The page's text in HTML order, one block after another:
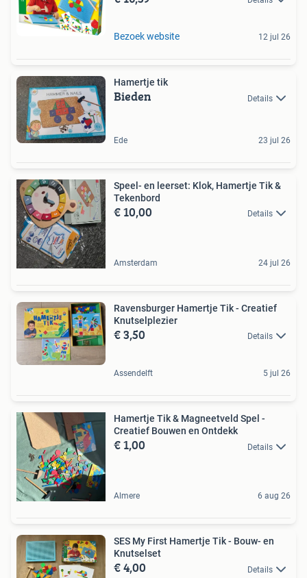
Bezoek website 12 jul 26
Hamertje tik
Bieden Details
Ede 23 jul 26
Speel- en leerset: Klok, Hamertje Tik &
Tekenbord
€ 10,00 Details
Amsterdam 24 jul 26
Ravensburger Hamertje Tik - Creatief
Knutselplezier
€ 3,50 Details
Assendelft 5 jul 26
Hamertje Tik & Magneetveld Spel -
Creatief Bouwen en Ontdekk
€ 1,00 Details
Almere 6 aug 26
SES My First Hamertje Tik - Bouw- en
Knutselset
€ 4,00 Details